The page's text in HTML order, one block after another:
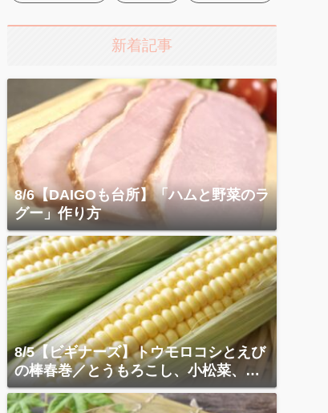
新着記事
8/6【DAIGOも台所】「ハムと野菜のラ
グー」作り方
8/5【ビギナーズ】トウモロコシとえび
の棒春巻／とうもろこし、小松菜、ベ
ーコン炒め